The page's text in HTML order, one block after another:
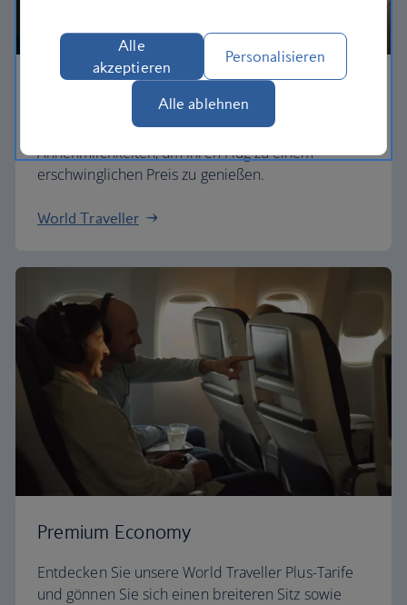
Unsere World Traveller-Tarife bieten alle
Annehmlichkeiten, um Ihren Flug zu einem
erschwinglichen Preis zu genießen.
World Traveller
Premium Economy
Entdecken Sie unsere World Traveller Plus-Tarife
und gönnen Sie sich einen breiteren Sitz sowie
Alle
akzeptieren
Personalisieren
Alle ablehnen